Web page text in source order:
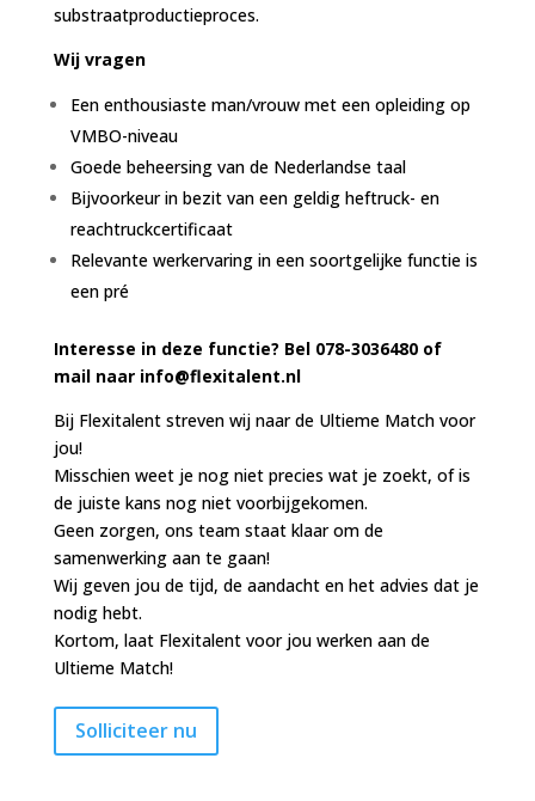
substraatproductieproces.
Wij vragen
Een enthousiaste man/vrouw met een opleiding op
VMBO-niveau
Goede beheersing van de Nederlandse taal
Bijvoorkeur in bezit van een geldig heftruck- en
reachtruckcertificaat
Relevante werkervaring in een soortgelijke functie is
een pré
Interesse in deze functie? Bel 078-3036480 of
mail naar info@flexitalent.nl
Bij Flexitalent streven wij naar de Ultieme Match voor
jou!
Misschien weet je nog niet precies wat je zoekt, of is
de juiste kans nog niet voorbijgekomen.
Geen zorgen, ons team staat klaar om de
samenwerking aan te gaan!
Wij geven jou de tijd, de aandacht en het advies dat je
nodig hebt.
Kortom, laat Flexitalent voor jou werken aan de
Ultieme Match!